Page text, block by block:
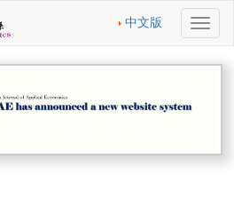
中文版
切
換